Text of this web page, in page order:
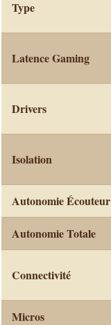
Type
Latence Gaming
Drivers
Isolation
Autonomie Écouteur
Autonomie Totale
Connectivité
Micros